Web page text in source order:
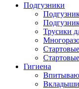
Подгузники
Трусики
Гигиена
Вкладыши